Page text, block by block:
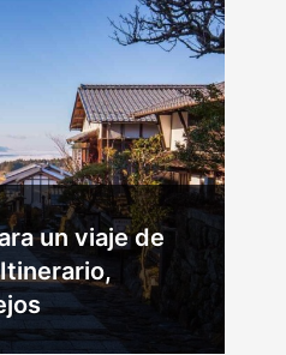
un viaje de